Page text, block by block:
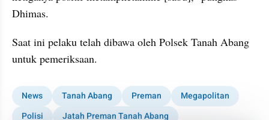
Dhimas.
Saat ini pelaku telah dibawa oleh Polsek Tanah Abang
untuk pemeriksaan.
News Tanah Abang Preman
Megapolitan
Polisi
Jatah Preman Tanah Abang